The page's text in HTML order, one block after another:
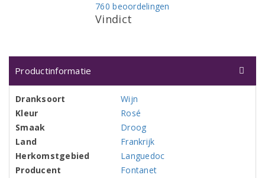
Vindict
760 beoordelingen
Productinformatie
Dranksoort
Wijn
Kleur
Rosé
Smaak
Droog
Land
Frankrijk
Herkomstgebied
Languedoc
Producent
Fontanet